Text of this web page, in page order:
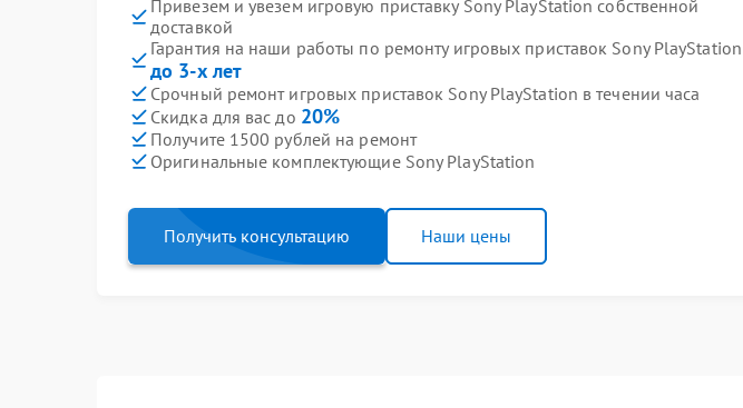
Привезем и увезем игровую приставку Sony PlayStation собственной
доставкой
Гарантия на наши работы по ремонту игровых приставок Sony PlayStation
до 3-х лет
Срочный ремонт игровых приставок Sony PlayStation в течении часа
Скидка для вас до 20%
Получите 1500 рублей на ремонт
Оригинальные комплектующие Sony PlayStation
Получить консультацию Наши цены